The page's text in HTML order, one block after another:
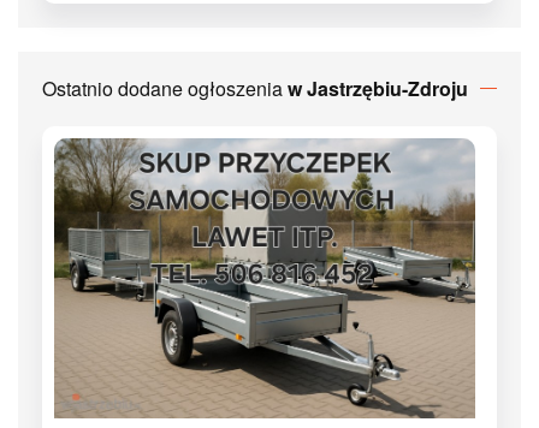
Ostatnio dodane ogłoszeniaw Jastrzębiu-Zdroju